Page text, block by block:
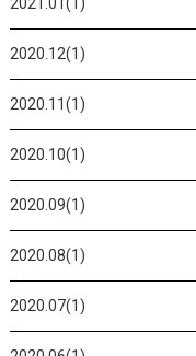
2020.12(1)
2020.11(1)
2020.10(1)
2020.09(1)
2020.08(1)
2020.07(1)